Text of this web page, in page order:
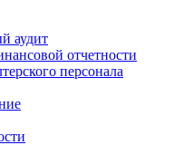
аудит
отчетности
персонала